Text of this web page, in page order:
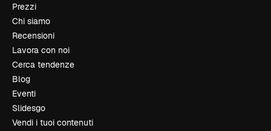
Prezzi
Chi siamo
Recensioni
Lavora con noi
Cerca tendenze
Blog
Eventi
Slidesgo
Vendi i tuoi contenuti